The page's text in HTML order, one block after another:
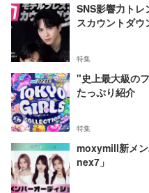
SNS影響力トレ
スカウントダウ
特集
"史上最大級の
たっぷり紹介
特集
moxymill新メ
nex7」